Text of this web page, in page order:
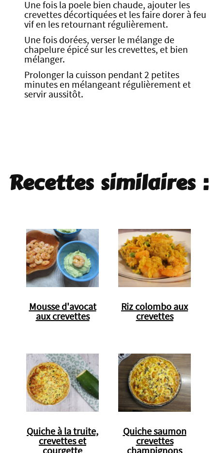
Une fois la poele bien chaude, ajouter les
crevettes décortiquées et les faire dorer à feu
vif en les retournant régulièrement.
Une fois dorées, verser le mélange de
chapelure épicé sur les crevettes, et bien
mélanger.
Prolonger la cuisson pendant 2 petites
minutes en mélangeant régulièrement et
servir aussitôt.
Recettes similaires :
Mousse d'avocat
aux crevettes
Riz colombo aux
crevettes
Quiche à la truite,
crevettes et
courgette
Quiche saumon
crevettes
champignons